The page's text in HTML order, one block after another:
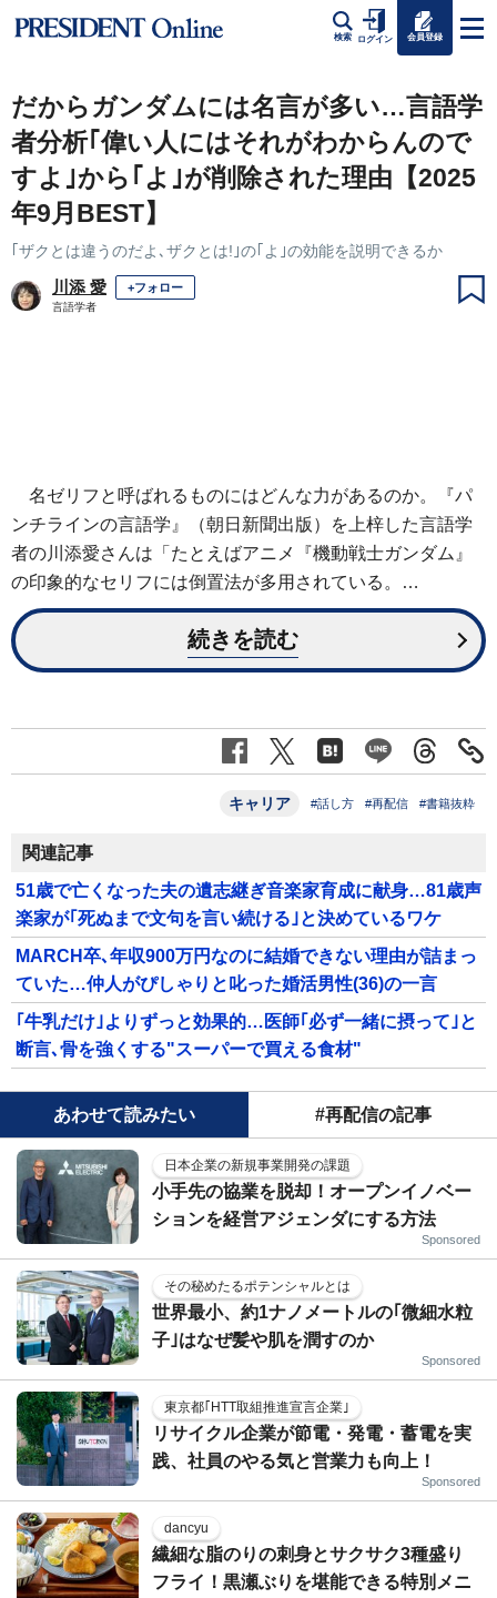
検索 ログイン 会員登録
だからガンダムには名言が多い…言語学
者分析｢偉い人にはそれがわからんので
すよ｣から｢よ｣が削除された理由【2025
年9月BEST】
｢ザクとは違うのだよ､ザクとは!｣の｢よ｣の効能を説明できるか
川添 愛 +フォロー
言語学者
名ゼリフと呼ばれるものにはどんな力があるのか。『パ
ンチラインの言語学』（朝日新聞出版）を上梓した言語学
者の川添愛さんは「たとえばアニメ『機動戦士ガンダム』
の印象的なセリフには倒置法が多用されている。…
続きを読む
キャリア #話し方 #再配信 #書籍抜粋
関連記事
51歳で亡くなった夫の遺志継ぎ音楽家育成に献身…81歳声
楽家が｢死ぬまで文句を言い続ける｣と決めているワケ
MARCH卒､年収900万円なのに結婚できない理由が詰まっ
ていた…仲人がぴしゃりと叱った婚活男性(36)の一言
｢牛乳だけ｣よりずっと効果的…医師｢必ず一緒に摂って｣と
断言､骨を強くする"スーパーで買える食材"
あわせて読みたい #再配信の記事
日本企業の新規事業開発の課題
小手先の協業を脱却！オープンイノベー
ションを経営アジェンダにする方法
Sponsored
その秘めたるポテンシャルとは
世界最小、約1ナノメートルの｢微細水粒
子｣はなぜ髪や肌を潤すのか
Sponsored
東京都｢HTT取組推進宣言企業｣
リサイクル企業が節電・発電・蓄電を実
践、社員のやる気と営業力も向上！
Sponsored
dancyu
繊細な脂のりの刺身とサクサク3種盛り
フライ！黒瀬ぶりを堪能できる特別メニ